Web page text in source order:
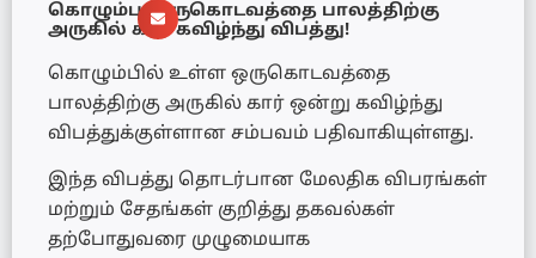
கொழும்பு, ஒருகொடவத்தை பாலத்திற்கு
அருகில் கார் கவிழ்ந்து விபத்து!
கொழும்பில் உள்ள ஒருகொடவத்தை
பாலத்திற்கு அருகில் கார் ஒன்று கவிழ்ந்து
விபத்துக்குள்ளான சம்பவம் பதிவாகியுள்ளது.
இந்த விபத்து தொடர்பான மேலதிக விபரங்கள்
மற்றும் சேதங்கள் குறித்து தகவல்கள்
தற்போதுவரை முழுமையாக